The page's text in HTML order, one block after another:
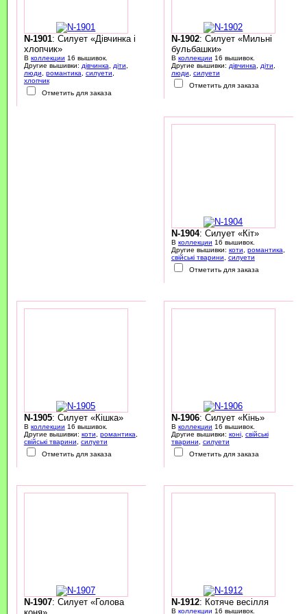
N-1901: Силует «Дівчинка і
хлопчик»
В коллекции 16 вышивок.
Другие вышивки: дівчинка діти
люди
романтика силуети
хлопчик
Отметить для заказа
N-1902: Силует «Мильні
бульбашки»
В коллекции 16 вышивок.
Другие вышивки: дівчинка діти
люди
силуети
Отметить для заказа
N-1904: Силует «Кіт»
В коллекции 16 вышивок.
Другие вышивки: коти романтика
свійські тварини
силуети
Отметить для заказа
N-1905: Силует «Кішка»
В коллекции 16 вышивок.
Другие вышивки: коти романтика
свійські тварини
силуети
Отметить для заказа
N-1906: Силует «Кінь»
В коллекции 16 вышивок.
Другие вышивки: коні, свійські
тварини
силуети
Отметить для заказа
N-1907: Силует «Голова
N-1912: Котяче весілля
В коллекции 16 вышивок.